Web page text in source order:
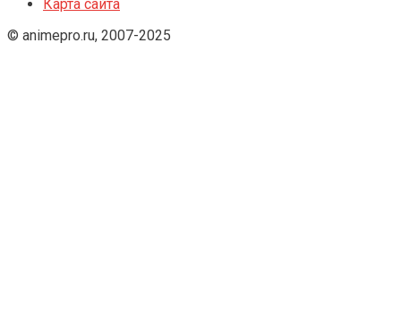
Карта сайта
© animepro.ru, 2007-2025